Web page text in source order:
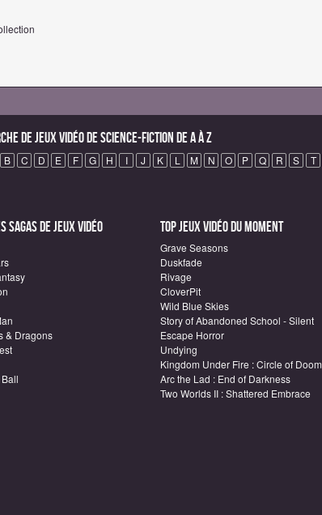
de Jeux vidéo de science-fiction de A à Z
B C D E F G H I J K L M N O P Q R S T
sagas de Jeux vidéo
& Dragons
Top Jeux vidéo du moment
Grave Seasons
Duskfade
Rivage
CloverPit
Wild Blue Skies
Story of Abandoned School - Silent
Escape Horror
Undying
Kingdom Under Fire : Circle of Doom
Arc the Lad : End of Darkness
Two Worlds II : Shattered Embrace